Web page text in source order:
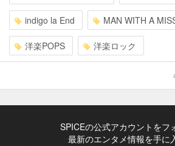
indigo la End MAN WITH A
洋楽POPS 洋楽ロック
SPICEの公式アカウントをフ
最新のエンタメ情報を手に